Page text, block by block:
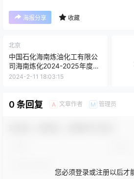
海报分享 收藏
北京
中国石化海南炼油化工有限公
司海南炼化2024-2025年度旧
钢桶框架协议旧钢桶评标结果
2024-2-11 18:03:15
0 条回复 A 文章作者 M 管理员
您必须登录或注册以后才